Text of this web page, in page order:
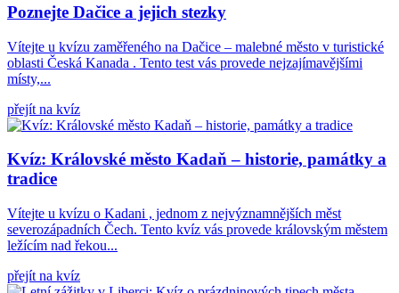
Poznejte Dačice a jejich stezky
Vítejte u kvízu zaměřeného na Dačice – malebné město v turistické
oblasti Česká Kanada . Tento test vás provede nejzajímavějšími
místy,...
přejít na kvíz
Kvíz: Královské město Kadaň – historie, památky a
tradice
Vítejte u kvízu o Kadani , jednom z nejvýznamnějších měst
severozápadních Čech. Tento kvíz vás provede královským městem
ležícím nad řekou...
přejít na kvíz